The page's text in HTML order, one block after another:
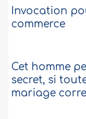
Invocation
commerce
Cet homme
secret, si
mariage